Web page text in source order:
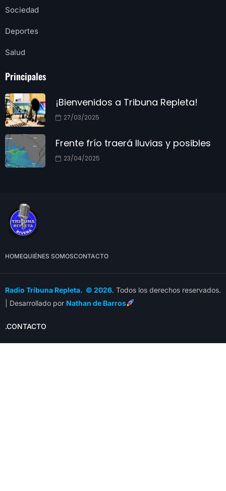
Sociedad
Deportes
Salud
Principales
¡Bienvenidos a Tribuna Repleta!
27/03/2025
Frente frío traerá lluvias y posibles
23/04/2025
HOMEQUIÉNES SOMOSCONTACTO
Radio Tribuna Repleta. © 2026. Todos los derechos reservados.
| Desarrollado por Nathan de Barros
.CONTACTO